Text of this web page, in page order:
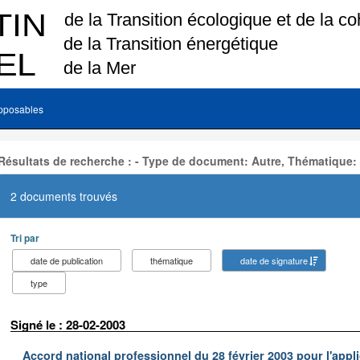
de recherche : - Type de document: Autre,
2 documents trouvés
Tri par
date de publication thématique
date de signature
type
Signé le : 28-02-2003
Accord national professionnel du 28 février 2003 pour